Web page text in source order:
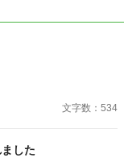
文字数：534
した